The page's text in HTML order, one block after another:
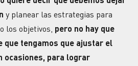
y planear las estrategias para
los objetivos, pero no hay que
que tengamos que ajustar el
ocasiones, para lograr